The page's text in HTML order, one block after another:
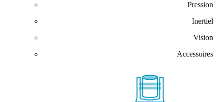
Pression
Inertiel
Vision
Accessoires